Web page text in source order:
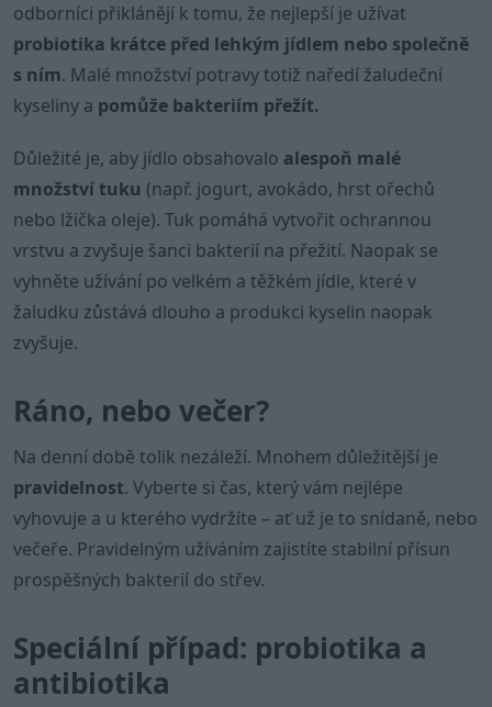
odborníci přiklánějí k tomu, že nejlepší je užívat
probiotika krátce před lehkým jídlem nebo společně
s ním. Malé množství potravy totiž naředí žaludeční
kyseliny a pomůže bakteriím přežít.
Důležité je, aby jídlo obsahovalo alespoň malé
množství tuku (např. jogurt, avokádo, hrst ořechů
nebo lžička oleje). Tuk pomáhá vytvořit ochrannou
vrstvu a zvyšuje šanci bakterií na přežití. Naopak se
vyhněte užívání po velkém a těžkém jídle, které v
žaludku zůstává dlouho a produkci kyselin naopak
zvyšuje.
Ráno, nebo večer?
Na denní době tolik nezáleží. Mnohem důležitější je
pravidelnost. Vyberte si čas, který vám nejlépe
vyhovuje a u kterého vydržíte – ať už je to snídaně, nebo
večeře. Pravidelným užíváním zajistíte stabilní přísun
prospěšných bakterií do střev.
Speciální případ: probiotika a
antibiotika